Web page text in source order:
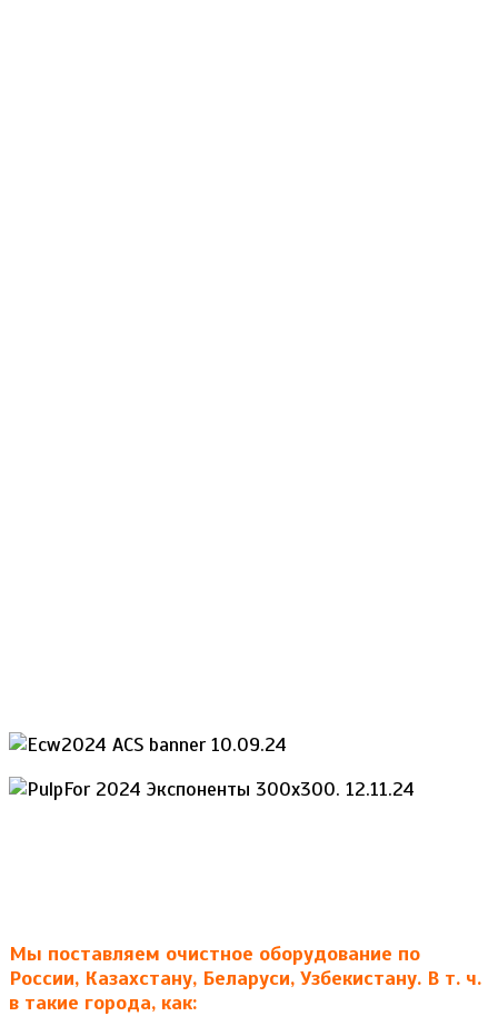
Мы поставляем очистное оборудование по
России, Казахстану, Беларуси, Узбекистану. В т. ч.
в такие города, как: